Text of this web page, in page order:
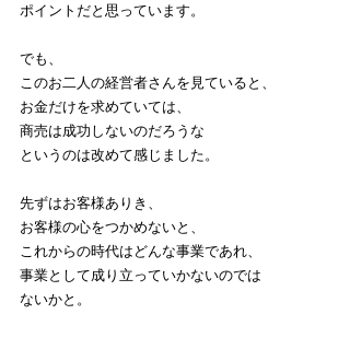
ポイントだと思っています。
でも、
このお二人の経営者さんを見ていると、
お金だけを求めていては、
商売は成功しないのだろうな
というのは改めて感じました。
先ずはお客様ありき、
お客様の心をつかめないと、
これからの時代はどんな事業であれ、
事業として成り立っていかないのでは
ないかと。